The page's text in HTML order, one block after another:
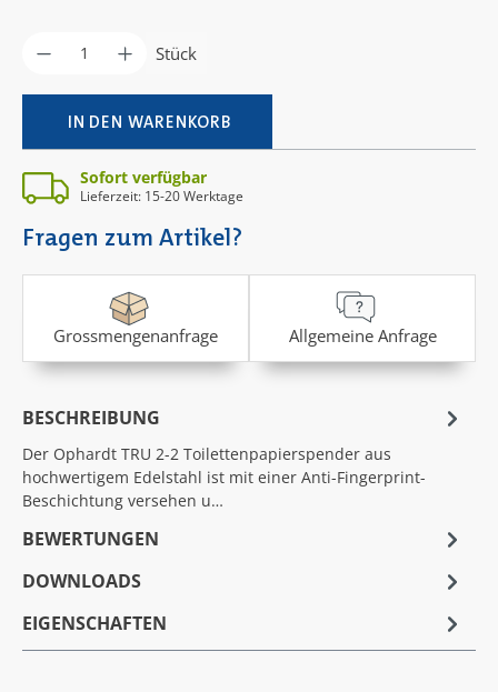
Produkt Anzahl: Gib den gewünschten
Stück
IN DEN WARENKORB
Sofort verfügbar
Lieferzeit: 15-20 Werktage
Fragen zum Artikel?
Grossmengenanfrage Allgemeine Anfrage
BESCHREIBUNG
Der Ophardt TRU 2-2 Toilettenpapierspender aus
hochwertigem Edelstahl ist mit einer Anti-Fingerprint-
Beschichtung versehen u…
BEWERTUNGEN
DOWNLOADS
EIGENSCHAFTEN